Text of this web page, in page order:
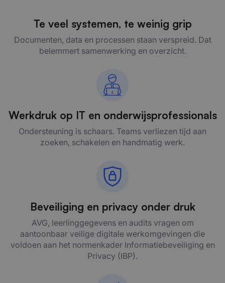
Te veel systemen, te weinig grip
Documenten, data en processen staan verspreid. Dat
belemmert samenwerking en overzicht.
Werkdruk op IT en onderwijsprofessionals
Ondersteuning is schaars. Teams verliezen tijd aan
zoeken, schakelen en handmatig werk.
Beveiliging en privacy onder druk
AVG, leerlinggegevens en audits vragen om
aantoonbaar veilige digitale werkomgevingen die
voldoen aan het normenkader Informatiebeveiliging en
Privacy (IBP).